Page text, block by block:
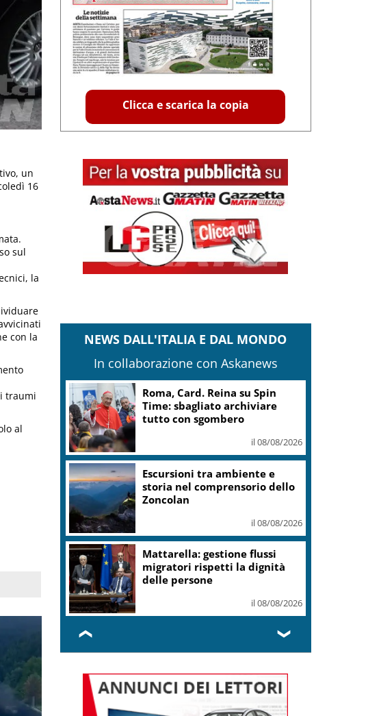
un
16
sul
la
con la
traumi
al
Clicca e scarica la copia
NEWS DALL'ITALIA E DAL MONDO
In collaborazione con Askanews
Roma, Card. Reina su Spin
Time: sbagliato archiviare
tutto con sgombero
il 08/08/2026
Escursioni tra ambiente e
storia nel comprensorio dello
Zoncolan
il 08/08/2026
Mattarella: gestione flussi
migratori rispetti la dignità
delle persone
il 08/08/2026
❮ ❯